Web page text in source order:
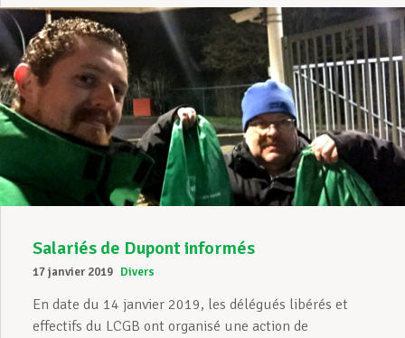
Salariés de Dupont informés
17 janvier 2019 Divers
En date du 14 janvier 2019, les délégués libérés et
effectifs du LCGB ont organisé une action de